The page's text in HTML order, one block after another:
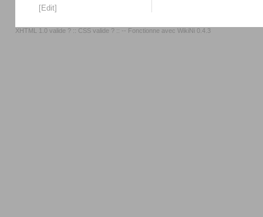
[Edit]
XHTML 1.0 valide ? :: CSS valide ? :: -- Fonctionne avec WikiNi 0.4.3